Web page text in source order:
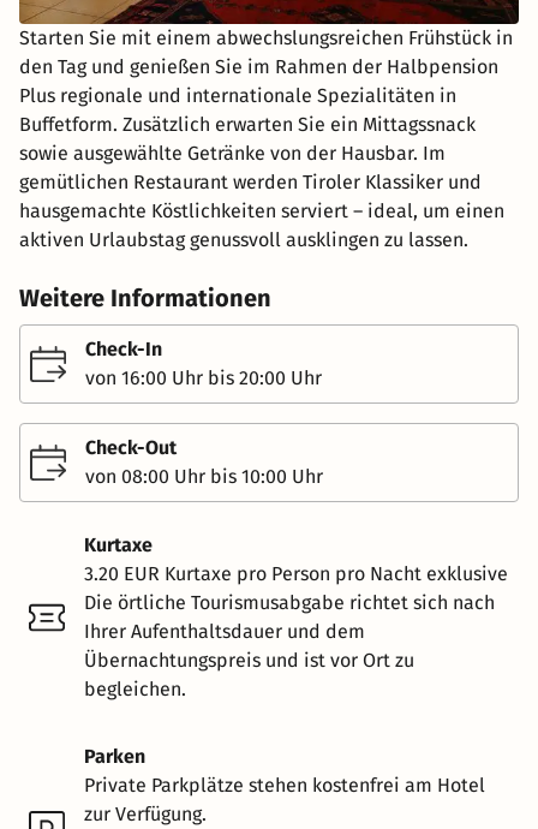
Starten Sie mit einem abwechslungsreichen Frühstück in
den Tag und genießen Sie im Rahmen der Halbpension
Plus regionale und internationale Spezialitäten in
Buffetform. Zusätzlich erwarten Sie ein Mittagssnack
sowie ausgewählte Getränke von der Hausbar. Im
gemütlichen Restaurant werden Tiroler Klassiker und
hausgemachte Köstlichkeiten serviert – ideal, um einen
aktiven Urlaubstag genussvoll ausklingen zu lassen.
Weitere Informationen
Check-In
von 16:00 Uhr bis 20:00 Uhr
Check-Out
von 08:00 Uhr bis 10:00 Uhr
Kurtaxe
3.20 EUR Kurtaxe pro Person pro Nacht exklusive
Die örtliche Tourismusabgabe richtet sich nach
Ihrer Aufenthaltsdauer und dem
Übernachtungspreis und ist vor Ort zu
begleichen.
Parken
Private Parkplätze stehen kostenfrei am Hotel
zur Verfügung.